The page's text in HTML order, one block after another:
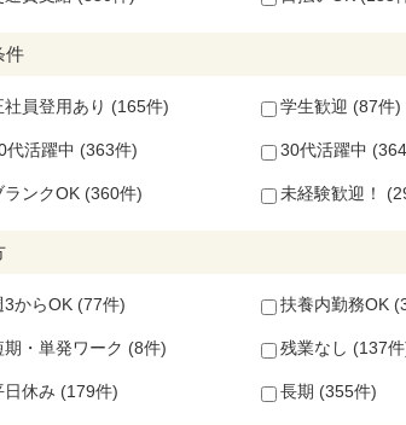
件
社員登用あり (165件) 学生歓迎 (87件)
代活躍中 (363件) 30代活躍中
ランクOK (360件) 未経験歓迎！
3からOK (77件) 扶養内勤務OK
期・単発ワーク (8件) 残業なし (137
日休み (179件) 長期 (355件)